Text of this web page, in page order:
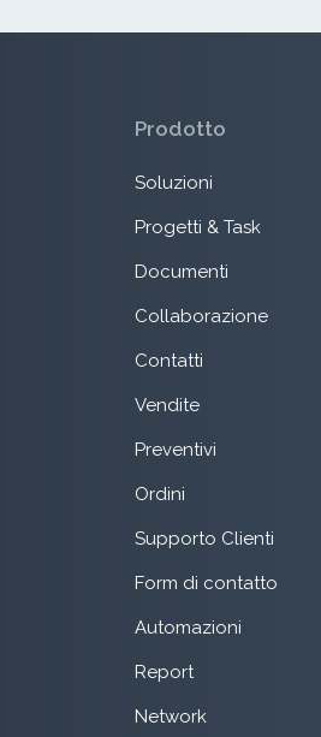
Prodotto
Soluzioni
Progetti & Task
Documenti
Collaborazione
Contatti
Vendite
Preventivi
Ordini
Supporto Clienti
Form di contatto
Automazioni
Report
Network